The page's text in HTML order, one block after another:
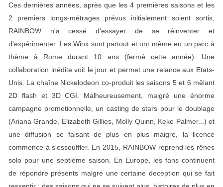
Ces dernières années, après que les 4 premières saisons et les
2 premiers longs-métrages prévus initialement soient sortis,
RAINBOW n'a cessé d'essayer de se réinventer et
d'expérimenter. Les Winx sont partout et ont même eu un parc à
thème à Rome durant 10 ans (fermé cette année). Une
collaboration inédite voit le jour et permet une relance aux Etats-
Unis. La chaîne Nickelodeon co-produit les saisons 5 et 6 mêlant
2D flash et 3D CGI. Malheureusement, malgré une énorme
campagne promotionnelle, un casting de stars pour le doublage
(Ariana Grande, Elizabeth Gillies, Molly Quinn, Keke Palmer...) et
une diffusion se faisant de plus en plus maigre, la licence
commence à s'essouffler. En 2015, RAINBOW reprend les rênes
solo pour une septième saison. En Europe, les fans continuent
de répondre présents malgré une certaine deception qui se fait